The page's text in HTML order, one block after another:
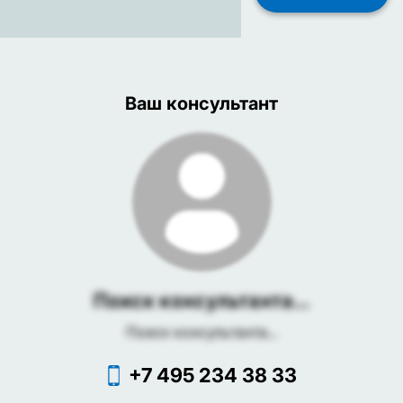
Ваш консультант
Поиск консультанта...
Поиск консультанта...
+7 495 234 38 33